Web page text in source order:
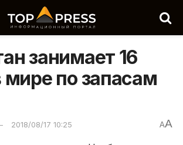
занимает 16
мире по запасам
2018/08/17 10:25 AA